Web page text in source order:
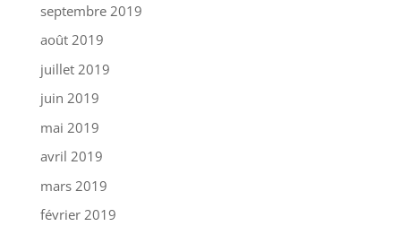
septembre 2019
août 2019
juillet 2019
juin 2019
mai 2019
avril 2019
mars 2019
février 2019